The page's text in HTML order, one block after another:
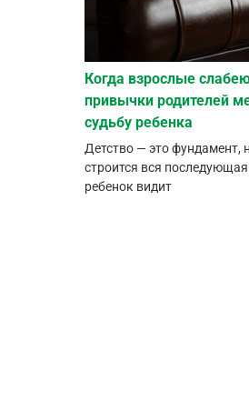
Когда взрослые
привычки родителей
судьбу ребенка
Детство — это фундамент,
строится вся
ребенок видит